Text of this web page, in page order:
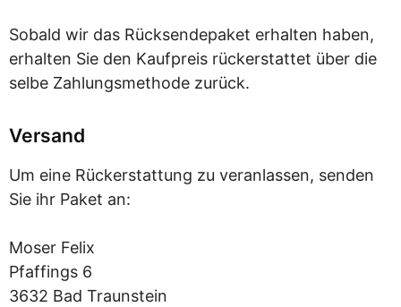
Sobald wir das Rücksendepaket erhalten haben,
erhalten Sie den Kaufpreis rückerstattet über die
selbe Zahlungsmethode zurück.
Versand
Um eine Rückerstattung zu veranlassen, senden
Sie ihr Paket an:
Moser Felix
Pfaffings 6
3632 Bad Traunstein